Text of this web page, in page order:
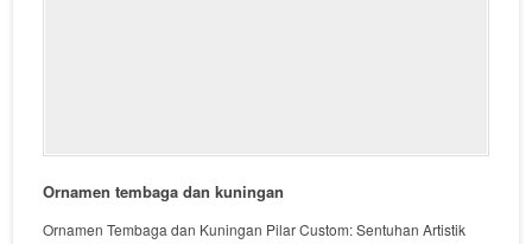
Ornamen tembaga dan kuningan
Ornamen Tembaga dan Kuningan Pilar Custom: Sentuhan Artistik